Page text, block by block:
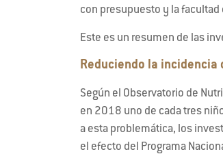
con presupuesto y la
Este es un resumen de las
Reduciendo la incidencia
Según el Observatorio de
en 2018 uno de cada tres
a esta problemática, los
el efecto del Programa